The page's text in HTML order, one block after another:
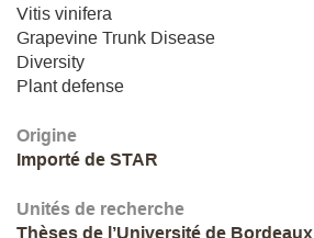
Vitis vinifera
Grapevine Trunk Disease
Diversity
Plant defense
Origine
Importé de STAR
Unités de recherche
Thèses de l’Université de Bordeaux